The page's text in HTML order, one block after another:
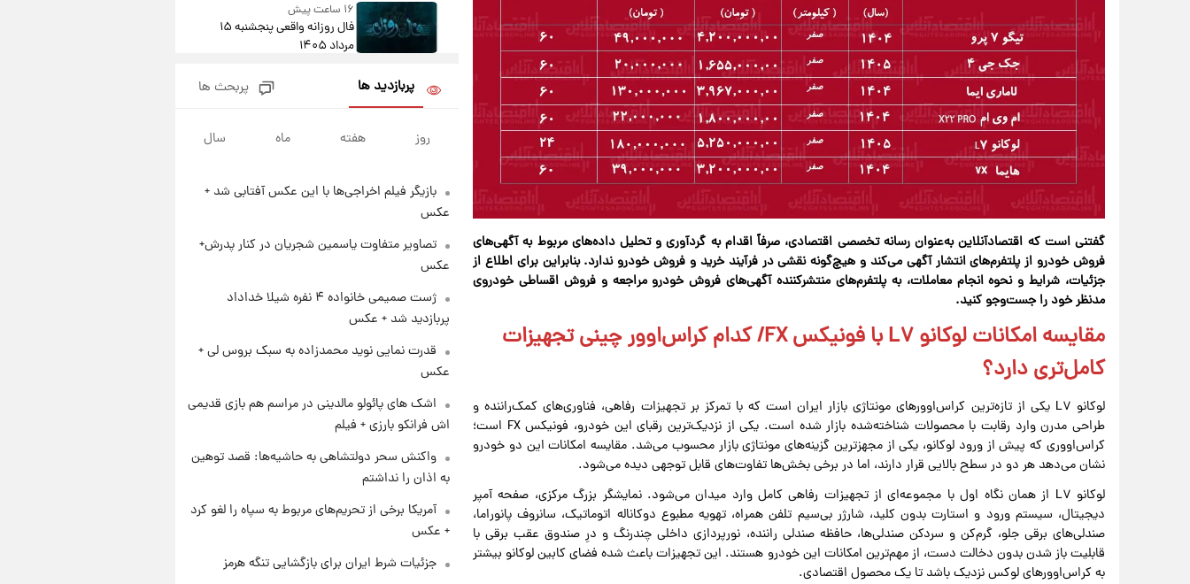
گفتنی است که اقتصادآنلاین به‌عنوان رسانه‌ تخصصی اقتصادی، صرفاً اقدام به گردآوری و تحلیل داده‌های مربوط به آگهی‌های
فروش خودرو از پلتفرم‌های انتشار آگهی می‌کند و هیچ‌گونه نقشی در فرآیند خرید و فروش خودرو ندارد. بنابراین برای اطلاع از
جزئیات، شرایط و نحوه انجام معاملات، به پلتفرم‌های منتشرکننده آگهی‌های فروش خودرو مراجعه و فروش اقساطی خودروی
مدنظر خود را جست‌وجو کنید.
مقایسه امکانات لوکانو L۷ با فونیکس FX/ کدام کراس‌اوور چینی تجهیزات
کامل‌تری دارد؟
لوکانو L۷ یکی از تازه‌ترین کراس‌اوورهای مونتاژی بازار ایران است که با تمرکز بر تجهیزات رفاهی، فناوری‌های کمک‌راننده و
طراحی مدرن وارد رقابت با محصولات شناخته‌شده بازار شده است. یکی از نزدیک‌ترین رقبای این خودرو، فونیکس FX است؛
کراس‌اووری که پیش از ورود لوکانو، یکی از مجهزترین گزینه‌های مونتاژی بازار محسوب می‌شد. مقایسه امکانات این دو خودرو
نشان می‌دهد هر دو در سطح بالایی قرار دارند، اما در برخی بخش‌ها تفاوت‌های قابل توجهی دیده می‌شود.
لوکانو L۷ از همان نگاه اول با مجموعه‌ای از تجهیزات رفاهی کامل وارد میدان می‌شود. نمایشگر بزرگ مرکزی، صفحه آمپر
دیجیتال، سیستم ورود و استارت بدون کلید، شارژر بی‌سیم تلفن همراه، تهویه مطبوع دوکاناله اتوماتیک، سانروف پانوراما،
صندلی‌های برقی جلو، گرم‌کن و سردکن صندلی‌ها، حافظه صندلی راننده، نورپردازی داخلی چندرنگ و درِ صندوق عقب برقی با
قابلیت باز شدن بدون دخالت دست، از مهم‌ترین امکانات این خودرو هستند. این تجهیزات باعث شده فضای کابین لوکانو بیشتر
به کراس‌اوورهای لوکس نزدیک باشد تا یک محصول اقتصادی.
۱۶ ساعت پیش
فال روزانه واقعی پنجشنبه ۱۵
مرداد ۱۴۰۵
ارزش سهام عدالت برای امروز
چهارشنبه ۱۴ مرداد + جدول
۱ روز پیش
پرداخت و زمان تحویل | سود
مشخص شد
تمام شد + عکس / خداحافظی
صمیمانه آبی ها با رامین!
پربازدید ها پربحث ها
روز هفته ماه سال
بازیگر فیلم اخراجی‌ها با این عکس آفتابی شد +
عکس
تصاویر متفاوت یاسمین شجریان در کنار پدرش+
عکس
ژست صمیمی خانواده ۴ نفره شیلا خداداد
پربازدید شد + عکس
قدرت نمایی نوید محمدزاده به سبک بروس لی +
عکس
اشک های پائولو مالدینی در مراسم هم بازی قدیمی
اش فرانکو بارزی + فیلم
واکنش سحر دولتشاهی به حاشیه‌ها: قصد توهین
به اذان را نداشتم
آمریکا برخی از تحریم‌های مربوط به سپاه را لغو کرد
+ عکس
جزئیات شرط ایران برای بازگشایی تنگه هرمز